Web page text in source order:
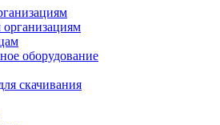
оборудование
скачивания